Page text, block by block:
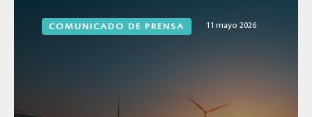
COMUNICADO DE PRENSA 11 mayo 2026